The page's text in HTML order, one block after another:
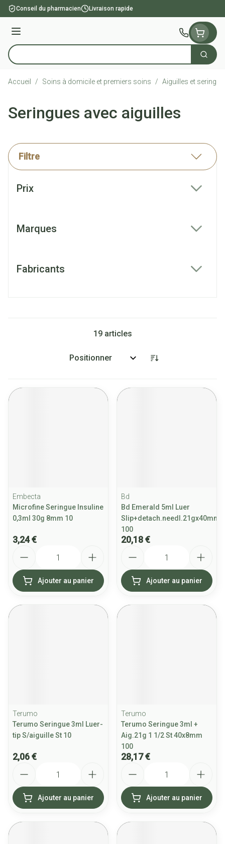
Aller au contenu
Conseil du pharmacien Livraison rapide
Menu
Rechercher
Accueil / Soins à domicile et premiers soins / Aiguilles et
Seringues avec aiguilles
Filtre
Prix
Marques
Fabricants
19articles
Trier par:
Embecta
Microfine Seringue Insuline
0,3ml 30g 8mm 10
3,24 €
Ajouter au panier
Bd
Bd Emerald 5ml Luer
Slip+detach.needl.21gx40mm
100
20,18 €
Ajouter au panier
Terumo
Terumo Seringue 3ml Luer-
tip S/aiguille St 10
2,06 €
Ajouter au panier
Terumo
Terumo Seringue 3ml +
Aig.21g 1 1/2 St 40x8mm
100
28,17 €
Ajouter au panier